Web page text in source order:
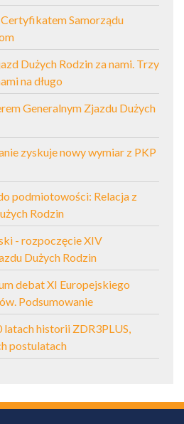
Samorządu
Dużych Rodzin za nami. Trzy
na długo
Generalnym Zjazdu Dużych
zyskuje nowy wymiar z PKP
podmiotowości: Relacja z
Rodzin
- rozpoczęcie XIV
Dużych Rodzin
debat XI Europejskiego
Podsumowanie
latach historii ZDR3PLUS,
postulatach